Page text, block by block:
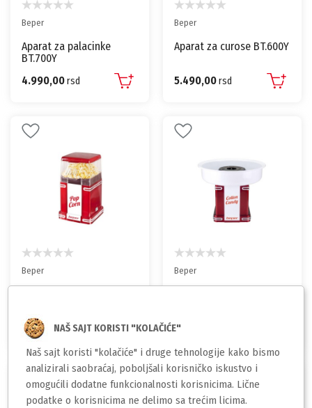
Beper
Aparat za palacinke
BT.700Y
4.990,00rsd
Beper
Aparat za curose BT.600Y
5.490,00rsd
Beper
pripremanje | BOSS
5.490,00rsd
Beper
7.990,00
NAŠ SAJT KORISTI "KOLAČIĆE"
Naš sajt koristi "kolačiće" i druge tehnologije kako bismo
analizirali saobraćaj, poboljšali korisničko iskustvo i
omogućili dodatne funkcionalnosti korisnicima. Lične
podatke o korisnicima ne delimo sa trećim licima.